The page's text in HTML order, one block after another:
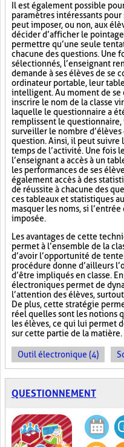
Il est également possible
paramètres intéressants
peut imposer, ou non, aux
décider d’afficher le
permettre qu’une seule
chacune des questions. Une
sélectionnés, l’enseignant
demande à ses élèves de se
ordinateur portable, leur
intelligent. Au moment de se
inscrire le nom de la classe
laquelle le questionnaire a
remplissent le questionnaire,
surveiller le nombre
question. Ainsi, il peut suivre
temps de l’activité. Une fois
l’enseignant a accès à un
les performances de ses
également accès à des
de réussite à chacune des
ces tableaux et statistiques
masquer les noms, si
imposée.
Les avantages de cette
permet à l’ensemble de la
d’avoir l’opportunité de
procédure donne d’ailleurs
d’être impliqués en classe.
électroniques permet de
l’attention des élèves,
De plus, cette stratégie
réel quelles sont les notions
les élèves, ce qui lui permet
sur cette partie de la matière.
Outil électronique (4)
QUESTIONNEMENT